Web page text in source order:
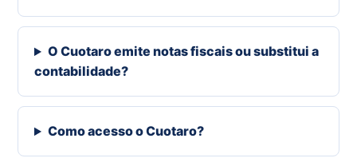
O Cuotaro emite notas fiscais ou substitui a
contabilidade?
Como acesso o Cuotaro?